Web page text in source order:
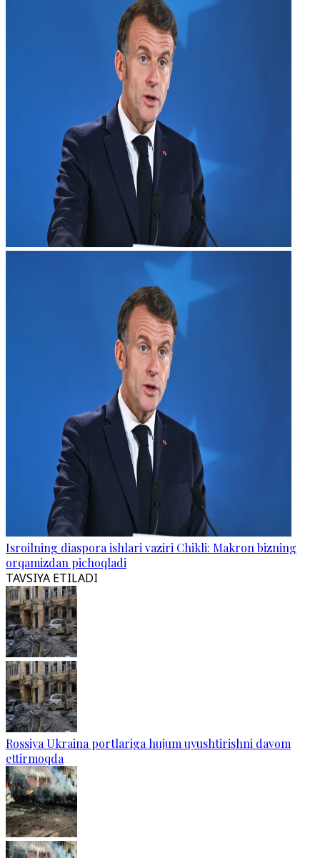
Isroilning diaspora ishlari vaziri Chikli: Makron bizning
orqamizdan pichoqladi
TAVSIYA ETILADI
Rossiya Ukraina portlariga hujum uyushtirishni davom
ettirmoqda